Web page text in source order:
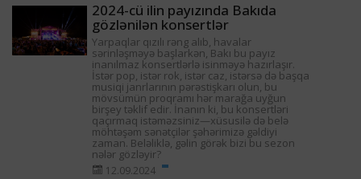
2024-cü ilin payızında Bakıda
gözlənilən konsertlər
Yarpaqlar qızılı rəng alıb, havalar
sərinləşməyə başlarkən, Bakı bu payız
inanılmaz konsertlərlə isinməyə hazırlaşır.
İstər pop, istər rok, istər caz, istərsə də başqa
musiqi janrlarının pərəstişkarı olun, bu
mövsümün proqramı hər marağa uyğun
birşey təklif edir. İnanın ki, bu konsertləri
qaçırmaq istəməzsiniz—xüsusilə də belə
möhtəşəm sənətçilər şəhərimizə gəldiyi
zaman. Beləliklə, gəlin görək bizi bu sezon
nələr gözləyir?
12.09.2024